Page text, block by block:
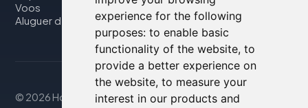
experience for the following
purposes: to enable basic
functionality of the website, to
provide a better experience on
the website, to measure your
interest in our products and
Voos
Aluguer de automóveis
© 2026 Housity.net